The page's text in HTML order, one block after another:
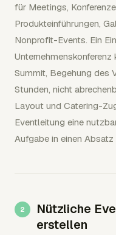
für Meetings,
Produkteinführungen,
Nonprofit-Events. Ein
Summit, Begehung des
Stunden, nicht
Layout und Catering-
Eventleitung eine
Aufgabe in einen
Nützliche
erstellen